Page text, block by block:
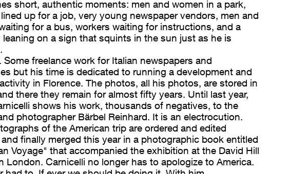
short, authentic moments: men and women in a park,
up for a job, very young newspaper vendors, men and
for a bus, workers waiting for instructions, and a
leaning on a sign that squints in the sun just as he is
Some freelance work for Italian newspapers and
but his time is dedicated to running a development and
in Florence. The photos, all his photos, are stored in
there they remain for almost fifty years. Until last year,
shows his work, thousands of negatives, to the
photographer Bärbel Reinhard. It is an electrocution.
of the American trip are ordered and edited
finally merged this year in a photographic book entitled
Voyage" that accompanied the exhibition at the David Hill
London. Carnicelli no longer has to apologize to America.